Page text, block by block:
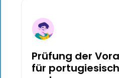
Prüfung der
für